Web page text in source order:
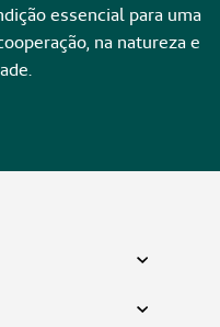
essencial para uma
na natureza e